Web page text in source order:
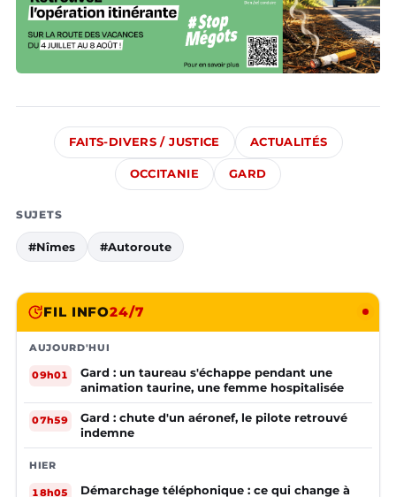
FAITS-DIVERS / JUSTICE ACTUALITÉS
OCCITANIE GARD
SUJETS
#Nîmes #Autoroute
FIL INFO24/7
AUJOURD'HUI
09h01
Gard : un taureau s'échappe pendant une
animation taurine, une femme hospitalisée
07h59
Gard : chute d'un aéronef, le pilote retrouvé
indemne
HIER
18h05 Démarchage téléphonique : ce qui change à